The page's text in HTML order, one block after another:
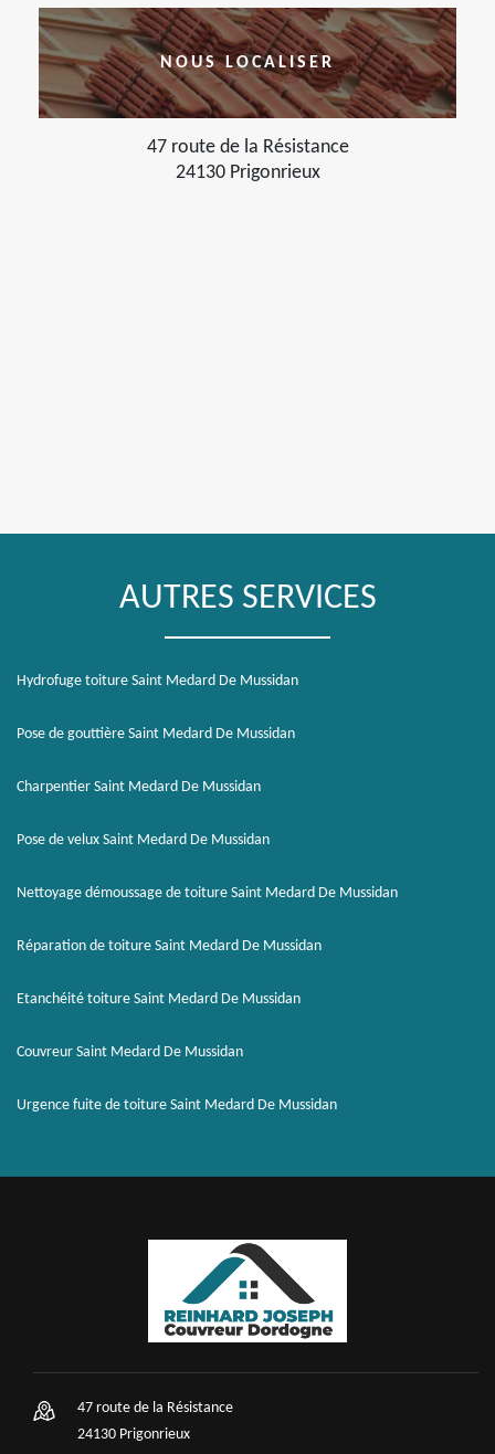
NOUS LOCALISER
47 route de la Résistance
24130 Prigonrieux
AUTRES SERVICES
Hydrofuge toiture Saint Medard De Mussidan
Pose de gouttière Saint Medard De Mussidan
Charpentier Saint Medard De Mussidan
Pose de velux Saint Medard De Mussidan
Nettoyage démoussage de toiture Saint Medard De Mussidan
Réparation de toiture Saint Medard De Mussidan
Etanchéité toiture Saint Medard De Mussidan
Couvreur Saint Medard De Mussidan
Urgence fuite de toiture Saint Medard De Mussidan
47 route de la Résistance
24130 Prigonrieux